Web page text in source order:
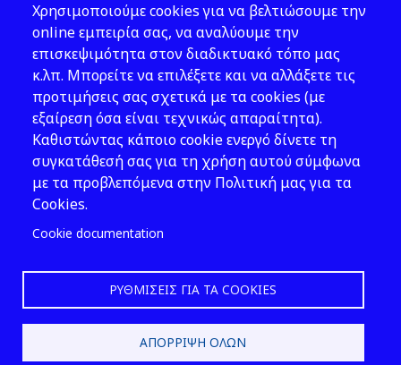
Νομοθεσία
Εκδόσεις
Νέα - Εκδηλώσεις
Ακολουθήστε μας
Χρησιμοποιούμε cookies για να βελτιώσουμε την
online εμπειρία σας, να αναλύουμε την
επισκεψιμότητα στον διαδικτυακό τόπο μας
κ.λπ. Μπορείτε να επιλέξετε και να αλλάξετε τις
προτιμήσεις σας σχετικά με τα cookies (με
εξαίρεση όσα είναι τεχνικώς απαραίτητα).
Καθιστώντας κάποιο cookie ενεργό δίνετε τη
συγκατάθεσή σας για τη χρήση αυτού σύμφωνα
με τα προβλεπόμενα στην Πολιτική μας για τα
Cookies.
Cookie documentation
ΡΥΘΜΊΣΕΙΣ ΓΙΑ ΤΑ COOKIES
ΑΠΌΡΡΙΨΗ ΌΛΩΝ
2026 © ΕΛ.ΙΝ.Υ.Α.Ε.